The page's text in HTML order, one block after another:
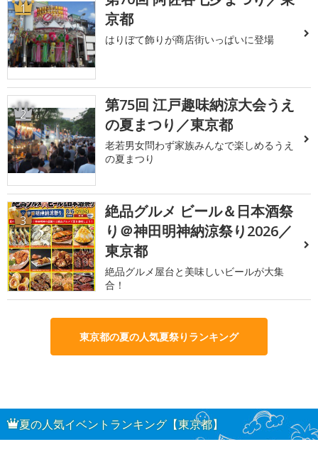
1
京都
はりぼて飾りが商店街いっぱいに登場
2
第75回 江戸趣味納涼大会うえ
の夏まつり／東京都
老若男女問わず家族みんなで楽しめるうえ
の夏まつり
3
絶品グルメ ビール＆日本酒祭
り＠神田明神納涼祭り2026／
東京都
絶品グルメ屋台と美味しいビールが大集
合！
東京都の夏の人気夏祭りランキング
夏の人気イベントランキング【東京都】